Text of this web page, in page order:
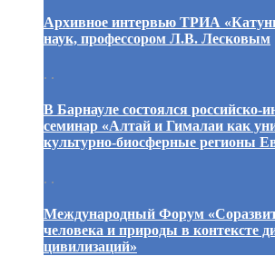
Архивное интервью ТРИА
наук, профессором Л.В. Лесковым
. .
В Барнауле состоялся российско-
семинар «Алтай и Гималаи как
культурно-биосферные регионы
. .
Международный Форум
человека и природы в контексте
цивилизаций»